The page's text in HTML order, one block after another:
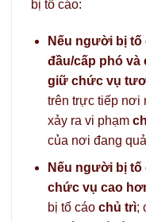
bị tố cáo:
Nếu người bị
đầu/cấp phó và
giữ chức vụ
trên trực tiếp nơi
xảy ra vi phạm
của nơi đang
Nếu người bị
chức vụ cao
bị tố cáo chủ trì;